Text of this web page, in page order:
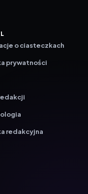
o ciasteczkach
prywatności
redakcyjna